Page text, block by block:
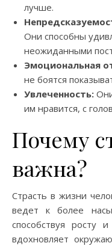
лучше.
Они способны
неожиданными
Эмоциональная
не боятся
Увлеченность:
им нравится, с
Почему
важна?
Страсть в жизни
ведет к более
способствуя росту
вдохновляет